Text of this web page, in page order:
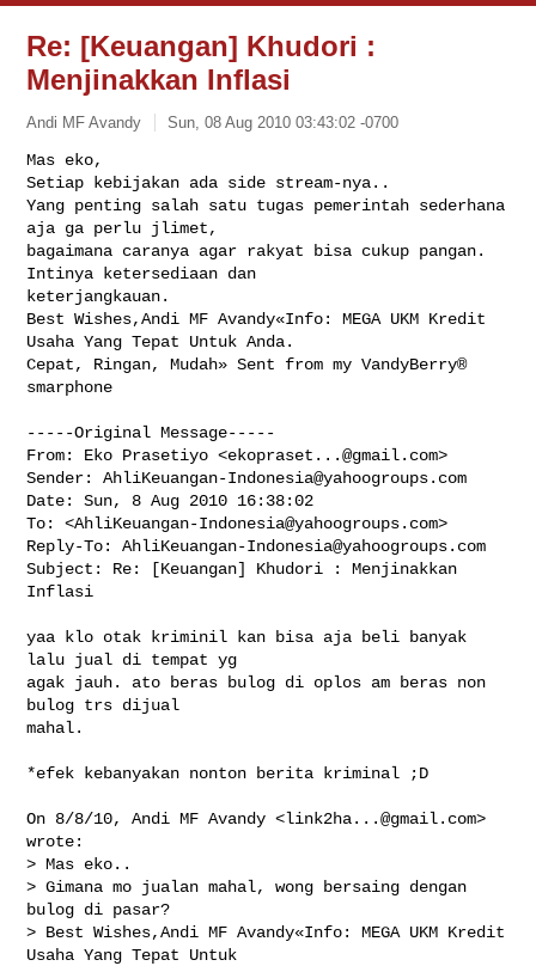
Re: [Keuangan] Khudori :
Menjinakkan Inflasi
Andi MF Avandy Sun, 08 Aug 2010 03:43:02 -0700
Mas eko,
Setiap kebijakan ada side stream-nya..
Yang penting salah satu tugas pemerintah sederhana
aja ga perlu jlimet,
bagaimana caranya agar rakyat bisa cukup pangan.
Intinya ketersediaan dan
keterjangkauan.
Best Wishes,Andi MF Avandy«Info: MEGA UKM Kredit
Usaha Yang Tepat Untuk Anda.
Cepat, Ringan, Mudah» Sent from my VandyBerry®
smarphone
-----Original Message-----
From: Eko Prasetiyo <ekopraset...@gmail.com>
Sender: AhliKeuangan-Indonesia@yahoogroups.com
Date: Sun, 8 Aug 2010 16:38:02
To: <AhliKeuangan-Indonesia@yahoogroups.com>
Reply-To: AhliKeuangan-Indonesia@yahoogroups.com
Subject: Re: [Keuangan] Khudori : Menjinakkan
Inflasi
yaa klo otak kriminil kan bisa aja beli banyak
lalu jual di tempat yg
agak jauh. ato beras bulog di oplos am beras non
bulog trs dijual
mahal.
*efek kebanyakan nonton berita kriminal ;D
On 8/8/10, Andi MF Avandy <link2ha...@gmail.com>
wrote:
> Mas eko..
> Gimana mo jualan mahal, wong bersaing dengan
bulog di pasar?
> Best Wishes,Andi MF Avandy«Info: MEGA UKM Kredit
Usaha Yang Tepat Untuk